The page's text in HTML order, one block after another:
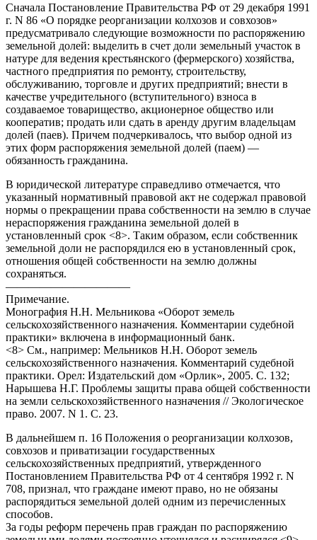
Сначала Постановление Правительства РФ от 29 декабря 1991
г. N 86 «О порядке реорганизации колхозов и совхозов»
предусматривало следующие возможности по распоряжению
земельной долей: выделить в счет доли земельный участок в
натуре для ведения крестьянского (фермерского) хозяйства,
частного предприятия по ремонту, строительству,
обслуживанию, торговле и других предприятий; внести в
качестве учредительного (вступительного) взноса в
создаваемое товарищество, акционерное общество или
кооператив; продать или сдать в аренду другим владельцам
долей (паев). Причем подчеркивалось, что выбор одной из
этих форм распоряжения земельной долей (паем) —
обязанность гражданина.
В юридической литературе справедливо отмечается, что
указанный нормативный правовой акт не содержал правовой
нормы о прекращении права собственности на землю в случае
нераспоряжения гражданина земельной долей в
установленный срок <8>. Таким образом, если собственник
земельной доли не распорядился ею в установленный срок,
отношения общей собственности на землю должны
сохраняться.
———————————
Примечание.
Монография Н.Н. Мельникова «Оборот земель
сельскохозяйственного назначения. Комментарии судебной
практики» включена в информационный банк.
<8> См., например: Мельников Н.Н. Оборот земель
сельскохозяйственного назначения. Комментарий судебной
практики. Орел: Издательский дом «Орлик», 2005. С. 132;
Нарышева Н.Г. Проблемы защиты права общей собственности
на земли сельскохозяйственного назначения // Экологическое
право. 2007. N 1. С. 23.
В дальнейшем п. 16 Положения о реорганизации колхозов,
совхозов и приватизации государственных
сельскохозяйственных предприятий, утвержденного
Постановлением Правительства РФ от 4 сентября 1992 г. N
708, признал, что граждане имеют право, но не обязаны
распорядиться земельной долей одним из перечисленных
способов.
За годы реформ перечень прав граждан по распоряжению